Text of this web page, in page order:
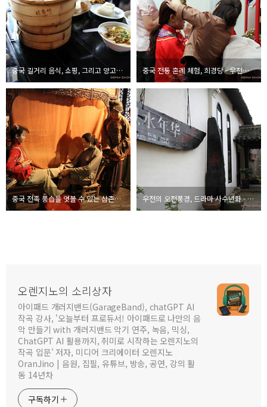
중국 길거리 음식, 쇼핑, 그리고 양고기면 - 우전여행기 #18 중국 전통 혼례 체험, 희경당 - 우전여행기 #19
중국 전족 풍습을 엿볼 수 있는 삼촌금련관 - 우전여행기 #16 우전의 오전풍경, 드라마 사수년화 - 우전여행기 #15
오렌지노의 소리상자
아이패드 개러지밴드(GarageBand), chatGPT AI
작곡 강사, '오늘부터 프로듀서! 아이패드로 나만의 음
악 만들기 with 개러지밴드 악기 연주, 녹음, 믹싱,
ChatGPT AI 활용까지, 취미로 시작하는 오렌지노의
작곡 입문' 저자, 미디어 크리에이터 오렌지노
OranJino | 음원, 집필, 유튜브, 방송, 공연, 강의 활
동 14년차
구독하기